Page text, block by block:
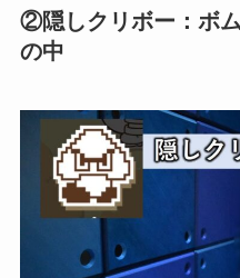
②隠しクリボー：ボ
の中